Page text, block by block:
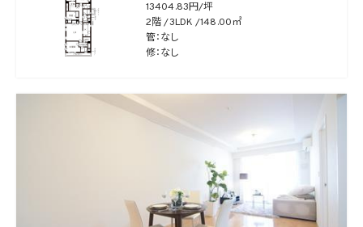
13404.83円/坪
2階
3LDK
148.00㎡
管：なし
修：なし